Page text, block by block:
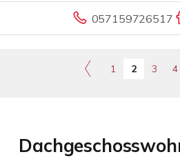
057159726517
1 2 3 4